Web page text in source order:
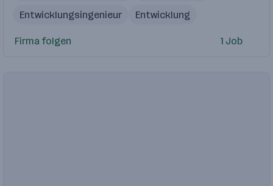
Entwicklungsingenieur
Entwicklung
Motorenentwicklung
Firma folgen 1 Job